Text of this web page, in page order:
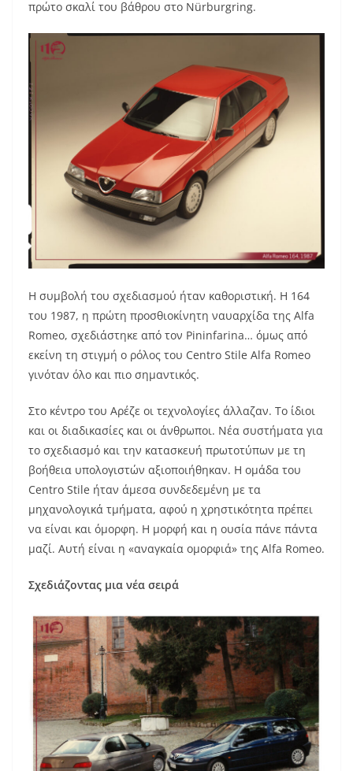
πρώτο σκαλί του βάθρου στο Nürburgring.
Η συμβολή του σχεδιασμού ήταν καθοριστική. Η 164
του 1987, η πρώτη προσθιοκίνητη ναυαρχίδα της Alfa
Romeo, σχεδιάστηκε από τον Pininfarina… όμως από
εκείνη τη στιγμή ο ρόλος του Centro Stile Alfa Romeo
γινόταν όλο και πιο σημαντικός.
Στο κέντρο του Αρέζε οι τεχνολογίες άλλαζαν. Το ίδιοι
και οι διαδικασίες και οι άνθρωποι. Νέα συστήματα για
το σχεδιασμό και την κατασκευή πρωτοτύπων με τη
βοήθεια υπολογιστών αξιοποιήθηκαν. Η ομάδα του
Centro Stile ήταν άμεσα συνδεδεμένη με τα
μηχανολογικά τμήματα, αφού η χρηστικότητα πρέπει
να είναι και όμορφη. Η μορφή και η ουσία πάνε πάντα
μαζί. Αυτή είναι η «αναγκαία ομορφιά» της Alfa Romeo.
Σχεδιάζοντας μια νέα σειρά